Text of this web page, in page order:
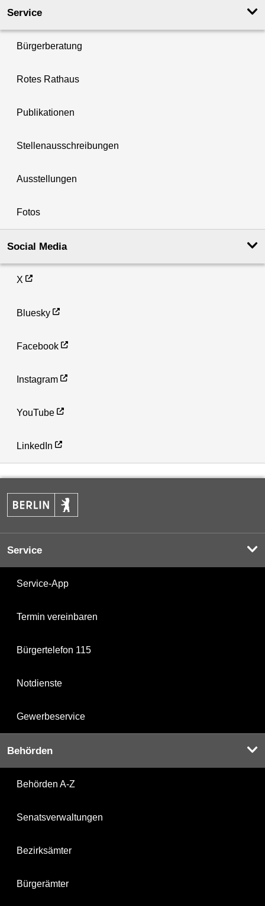
Service
Bürgerberatung
Rotes Rathaus
Publikationen
Stellenausschreibungen
Ausstellungen
Fotos
Social Media
X
Bluesky
Facebook
Instagram
YouTube
LinkedIn
Service
Service-App
Termin vereinbaren
Bürgertelefon 115
Notdienste
Gewerbeservice
Behörden
Behörden A-Z
Senatsverwaltungen
Bezirksämter
Bürgerämter